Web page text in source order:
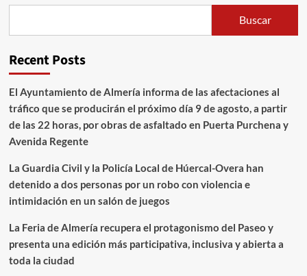
Buscar
Recent Posts
El Ayuntamiento de Almería informa de las afectaciones al
tráfico que se producirán el próximo día 9 de agosto, a partir
de las 22 horas, por obras de asfaltado en Puerta Purchena y
Avenida Regente
La Guardia Civil y la Policía Local de Húercal-Overa han
detenido a dos personas por un robo con violencia e
intimidación en un salón de juegos
La Feria de Almería recupera el protagonismo del Paseo y
presenta una edición más participativa, inclusiva y abierta a
toda la ciudad